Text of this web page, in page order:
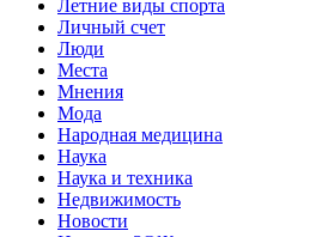
Летние виды спорта
Личный счет
Люди
Места
Мнения
Мода
Народная медицина
Наука
Наука и техника
Недвижимость
Новости